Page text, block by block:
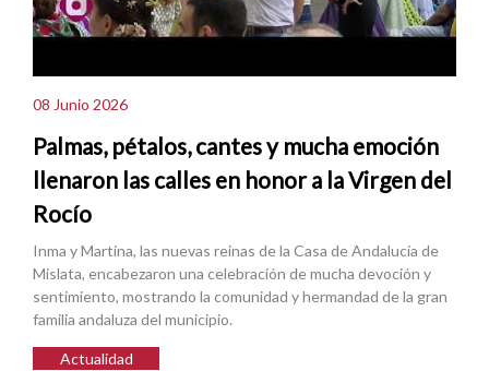
08 Junio 2026
Palmas, pétalos, cantes y mucha emoción
llenaron las calles en honor a la Virgen del
Rocío
Inma y Martina, las nuevas reinas de la Casa de Andalucía de
Mislata, encabezaron una celebración de mucha devoción y
sentimiento, mostrando la comunidad y hermandad de la gran
familia andaluza del municipio.
Actualidad